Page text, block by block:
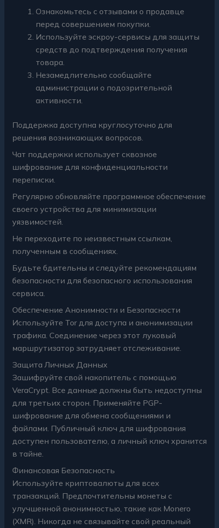
Ознакомьтесь с отзывами о продавце
перед совершением покупки.
Используйте эскроу-сервисы для защиты
средств до подтверждения получения
товара.
Незамедлительно сообщайте
администрации о подозрительной
активности.
Поддержка доступна круглосуточно для
решения возникающих вопросов.
Чат поддержки использует сквозное
шифрование для конфиденциальности
переписки.
Регулярно обновляйте программное обеспечение
своего устройства для минимизации
уязвимостей.
Не переходите по неизвестным ссылкам,
полученным в сообщениях.
Будьте бдительны и следуйте рекомендациям
безопасности для безопасного использования
сервиса.
Обеспечение Анонимности и Безопасности
Используйте Tor для доступа и анонимизации
трафика. Соединение через этот луковый
маршрутизатор затрудняет отслеживание.
Защита Личных Данных
Зашифруйте свой накопитель с помощью
VeraCrypt. Все данные должны быть недоступны
для третьих сторон. Применяйте PGP-
шифрование для обмена сообщениями и
файлами. Публичный ключ для шифрования
доступен пользователю, а личный ключ хранится
в тайне.
Финансовая Безопасность
Используйте криптовалюты для всех
транзакций. Предпочтительны монеты с
улучшенной анонимностью, такие как Monero
(XMR). Никогда не связывайте свой реальный